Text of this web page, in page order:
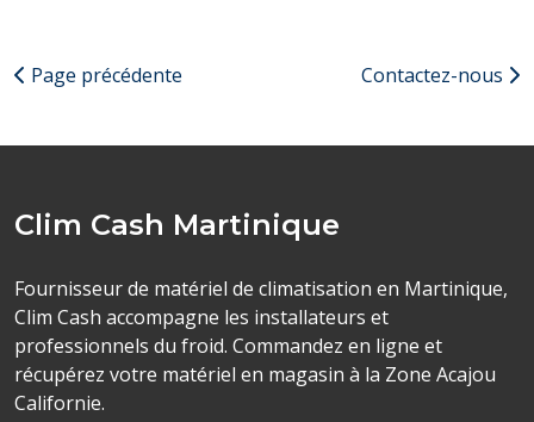
Page précédente Contactez-nous
Clim Cash Martinique
Fournisseur de matériel de climatisation en Martinique,
Clim Cash accompagne les installateurs et
professionnels du froid. Commandez en ligne et
récupérez votre matériel en magasin à la Zone Acajou
Californie.